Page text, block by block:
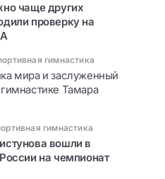
чаще других
проверку на
гимнастика
мира и заслуженный
Тамара
гимнастика
вошли в
на чемпионат